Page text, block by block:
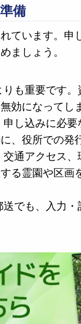
備
ています。申
ましょう。
りも重要です
効になってし
し込みに必
、役所での発
通アクセス
る霊園や区画
でも、入力・